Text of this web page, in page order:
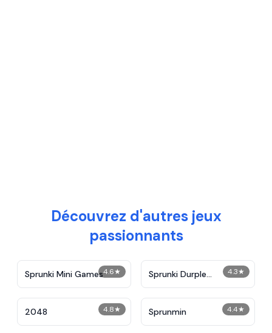
Découvrez d'autres jeux
passionnants
4.6★
Sprunki Mini Games 4.3★
Sprunki Durple
Treatment
4.8★
2048 4.4★
Sprunmin